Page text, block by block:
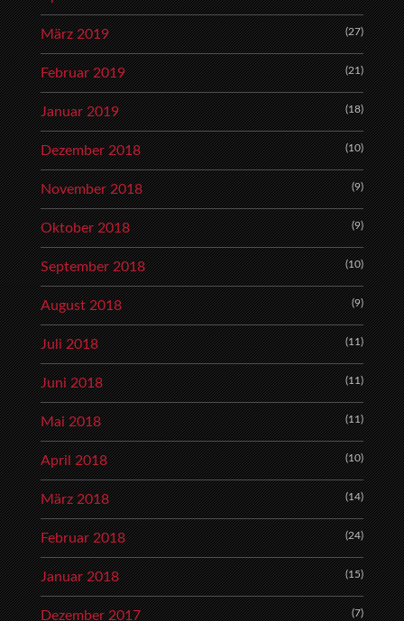
März 2019 (27)
Februar 2019 (21)
Januar 2019 (18)
Dezember 2018 (10)
November 2018 (9)
Oktober 2018 (9)
September 2018 (10)
August 2018 (9)
Juli 2018 (11)
Juni 2018 (11)
Mai 2018 (11)
April 2018 (10)
März 2018 (14)
Februar 2018 (24)
Januar 2018 (15)
Dezember 2017 (7)